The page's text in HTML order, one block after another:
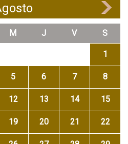
M J V S
1
5 6 7 8
12 13 14 15
19 20 21 22